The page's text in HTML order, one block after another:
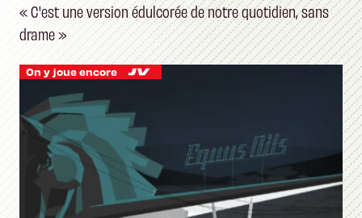
« C'est une version édulcorée de notre quotidien, sans
drame »
On y joue encore